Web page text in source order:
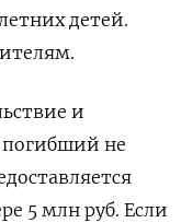
детей.
и
погибший не
5 млн руб. Если